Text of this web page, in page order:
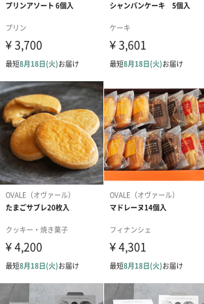
ズ
商品外装サイ
ズ
長さ22cm×幅35cm×高さ11cm
商品本体重量
350g
商品全体重量
400g
配送方法
通常配送
商品オプション情報
手提げ袋